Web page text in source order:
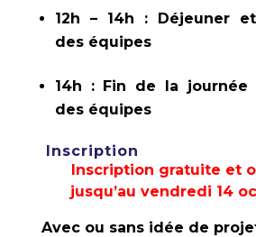
12h – 14h : Déjeuner
des équipes
14h : Fin de la journée
des équipes
Inscription
Inscription gratuite et
jusqu’au vendredi 14
Avec ou sans idée de